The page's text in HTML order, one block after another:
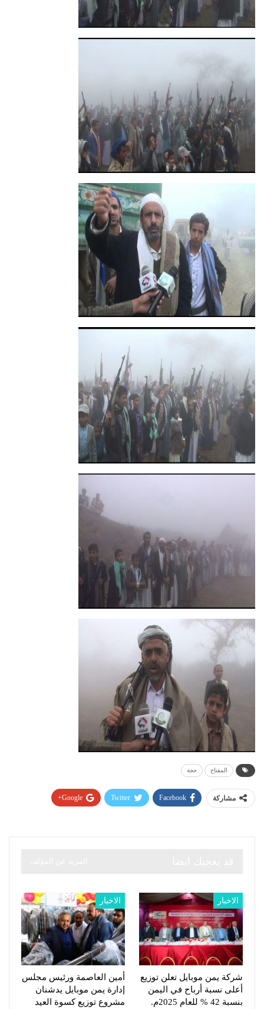
المفتاح حجة
مشاركة Facebook
Twitter
Google+
الاخبار
شركة يمن موبايل تعلن توزيع
أعلى نسبة أرباح في اليمن
بنسبة 42 % للعام 2025م.
الاخبار
أمين العاصمة ورئيس مجلس
إدارة يمن موبايل يدشنان
مشروع توزيع كسوة العيد